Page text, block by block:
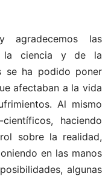
agradecemos las
la ciencia y de la
se ha podido poner
afectaban a la vida
Al mismo
haciendo
sobre la realidad,
en las manos
algunas